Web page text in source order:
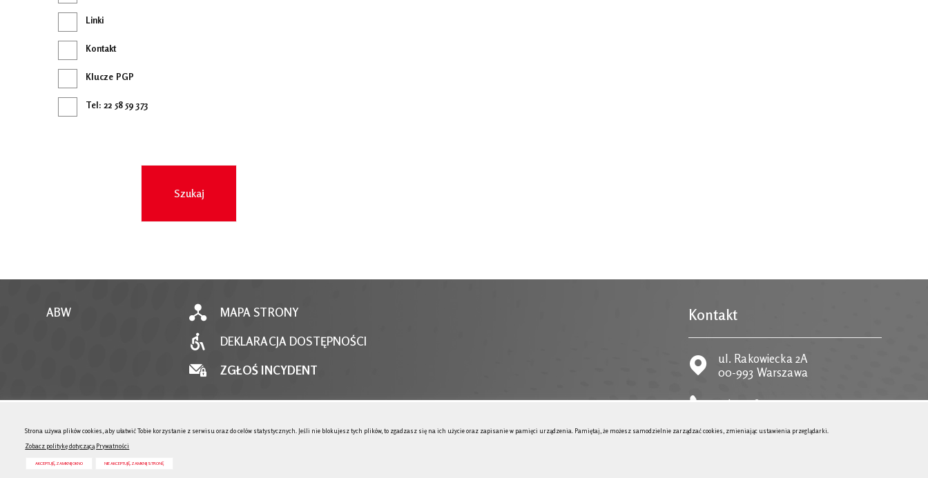
Strona używa plików cookies, aby ułatwić Tobie korzystanie z serwisu oraz do celów statystycznych. Jeśli nie blokujesz tych plików, to zgadzasz się na ich użycie oraz zapisanie w pamięci urządzenia. Pamiętaj, że możesz samodzielnie zarządzać cookies, zmieniając ustawienia przeglądarki.
Zobacz politykę dotyczącą Prywatności
AKCEPTUJĘ, ZAMKNIJ OKNO NIE AKCEPTUJĘ, ZAMKNIJ STRONĘ
Linki
Kontakt
Klucze PGP
Tel: 22 58 59 373
ABW MAPA STRONY
DEKLARACJA DOSTĘPNOŚCI
ZGŁOŚ INCYDENT
Kontakt
ul. Rakowiecka 2A
00-993 Warszawa
tel.22 58 59 373
email: